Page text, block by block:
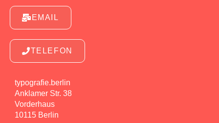
EMAIL
TELEFON
typografie.berlin
Anklamer Str. 38
Vorderhaus
10115 Berlin